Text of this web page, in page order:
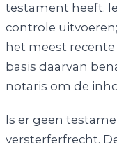
testament heeft.
controle
het meest
basis daarvan
notaris om de
Is er geen
versterferfrecht.